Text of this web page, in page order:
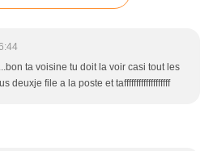
ta voisine tu doit la voir casi tout les
deuxje file a la poste et tafffffffffffffffffff